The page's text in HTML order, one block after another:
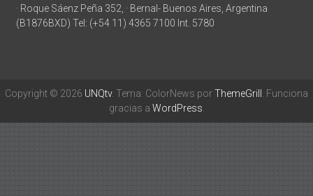
· Roque Sáenz Peña 352, · Bernal- Buenos Aires, Argentina
(B1876BXD) Tel: (+54 11) 4365 7100 Int. 5780
Copyright © 2026 UNQtv. Tema: ColorNews porThemeGrill
. Funciona
gracias a WordPress